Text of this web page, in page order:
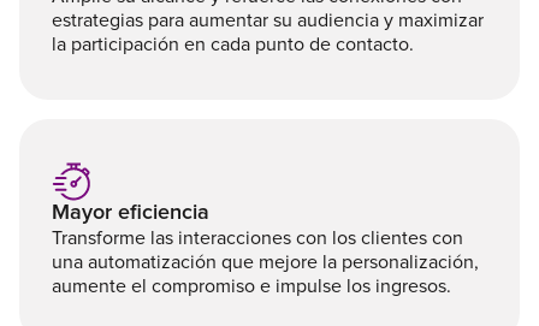
estrategias para aumentar su audiencia y maximizar
la participación en cada punto de contacto.
Mayor eficiencia
Transforme las interacciones con los clientes con
una automatización que mejore la personalización,
aumente el compromiso e impulse los ingresos.